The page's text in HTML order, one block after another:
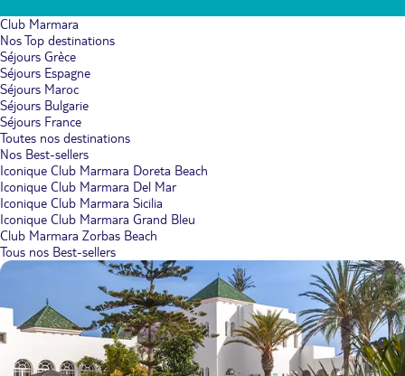
Club Marmara
Nos Top destinations
Séjours Grèce
Séjours Espagne
Séjours Maroc
Séjours Bulgarie
Séjours France
Toutes nos destinations
Nos Best-sellers
Iconique Club Marmara Doreta Beach
Iconique Club Marmara Del Mar
Iconique Club Marmara Sicilia
Iconique Club Marmara Grand Bleu
Club Marmara Zorbas Beach
Tous nos Best-sellers